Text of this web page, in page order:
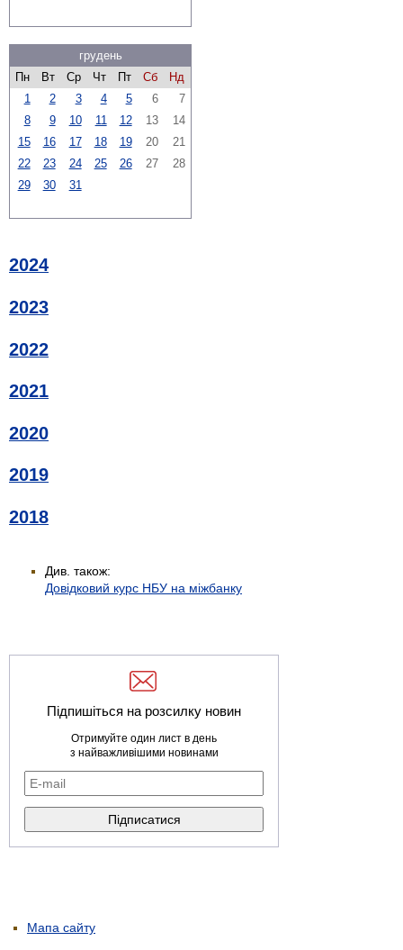
грудень
Пн
Вт Ср Чт Пт Сб
Нд
1
2 3 4 5 6
7
8
9 10 11 12 13
14
15
16 17 18 19 20
21
22
23 24 25 26 27
28
29
30 31
2024
2023
2022
2021
2020
2019
2018
Див. також:
Довідковий курс НБУ на міжбанку
Підпишіться на розсилку новин
Отримуйте один лист в день
з найважливішими новинами
Мапа сайту